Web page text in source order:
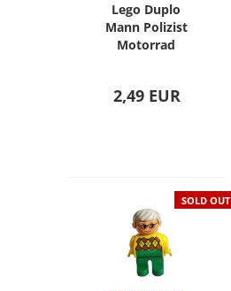
Lego Duplo
Mann Polizist
Motorrad
2,49 EUR
SOLD OUT